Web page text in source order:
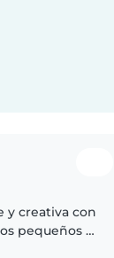
y creativa con
pequeños y